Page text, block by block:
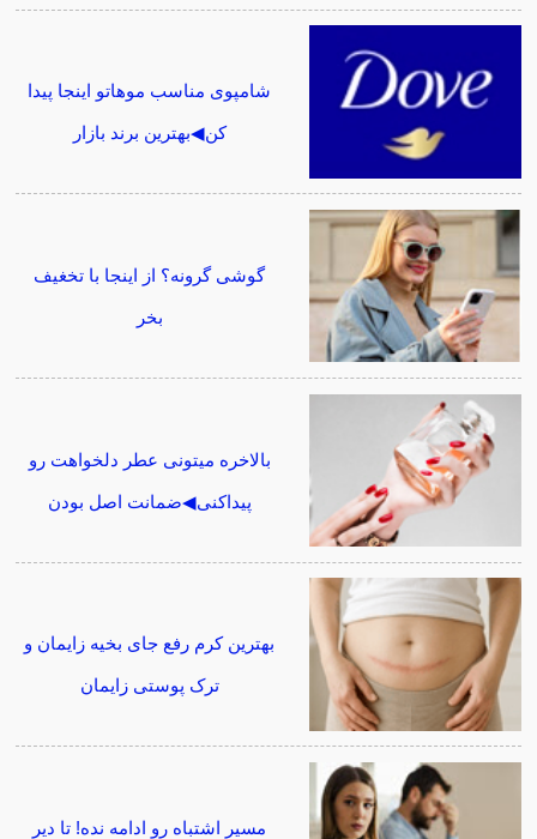
شامپوی مناسب موهاتو اینجا پیدا
کن◀بهترین برند بازار
گوشی گرونه؟ از اینجا با تخغیف
بخر
بالاخره میتونی عطر دلخواهت رو
پیداکنی◀ضمانت اصل بودن
بهترین کرم رفع جای بخیه زایمان و
ترک پوستی زایمان
مسیر اشتباه رو ادامه نده! تا دیر